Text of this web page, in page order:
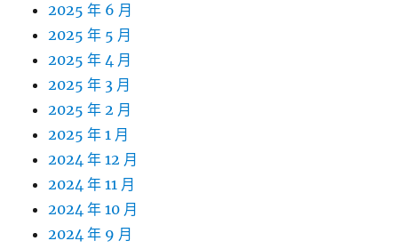
2025 年 6 月
2025 年 5 月
2025 年 4 月
2025 年 3 月
2025 年 2 月
2025 年 1 月
2024 年 12 月
2024 年 11 月
2024 年 10 月
2024 年 9 月